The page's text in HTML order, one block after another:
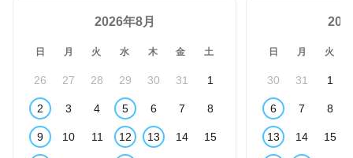
2026年8月
日 月 火 水 木 金 土
26 27 28 29 30 31 1
2 3 4 5 6 7 8
9 10 11 12 13 14 15
日 月 火
30 31 1
6 7 8
13 14 15